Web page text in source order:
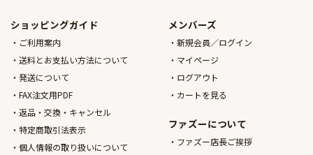
ショッピングガイド
ご利用案内
送料とお支払い方法について
発送について
FAX注文用PDF
返品・交換・キャンセル
特定商取引法表示
個人情報の取り扱いについて
メンバーズ
新規会員／ログイン
マイページ
ログアウト
カートを見る
ファズーについて
ファズー店長ご挨拶